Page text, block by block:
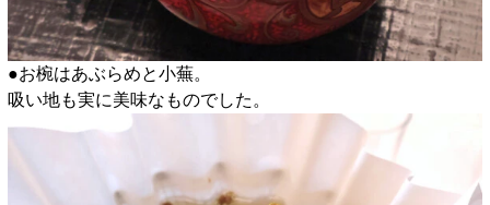
●お椀はあぶらめと小蕪。
吸い地も実に美味なものでした。